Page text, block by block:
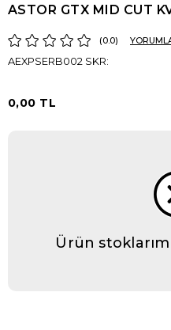
ASTOR GTX MID CUT
0.0
AEXPSERB002 SKR:
0,00 TL
Ürün